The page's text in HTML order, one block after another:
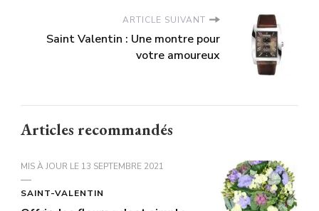
ARTICLE SUIVANT
Saint Valentin : Une montre pour
votre amoureux
Articles recommandés
MIS À JOUR LE 13 SEPTEMBRE 2021
SAINT-VALENTIN